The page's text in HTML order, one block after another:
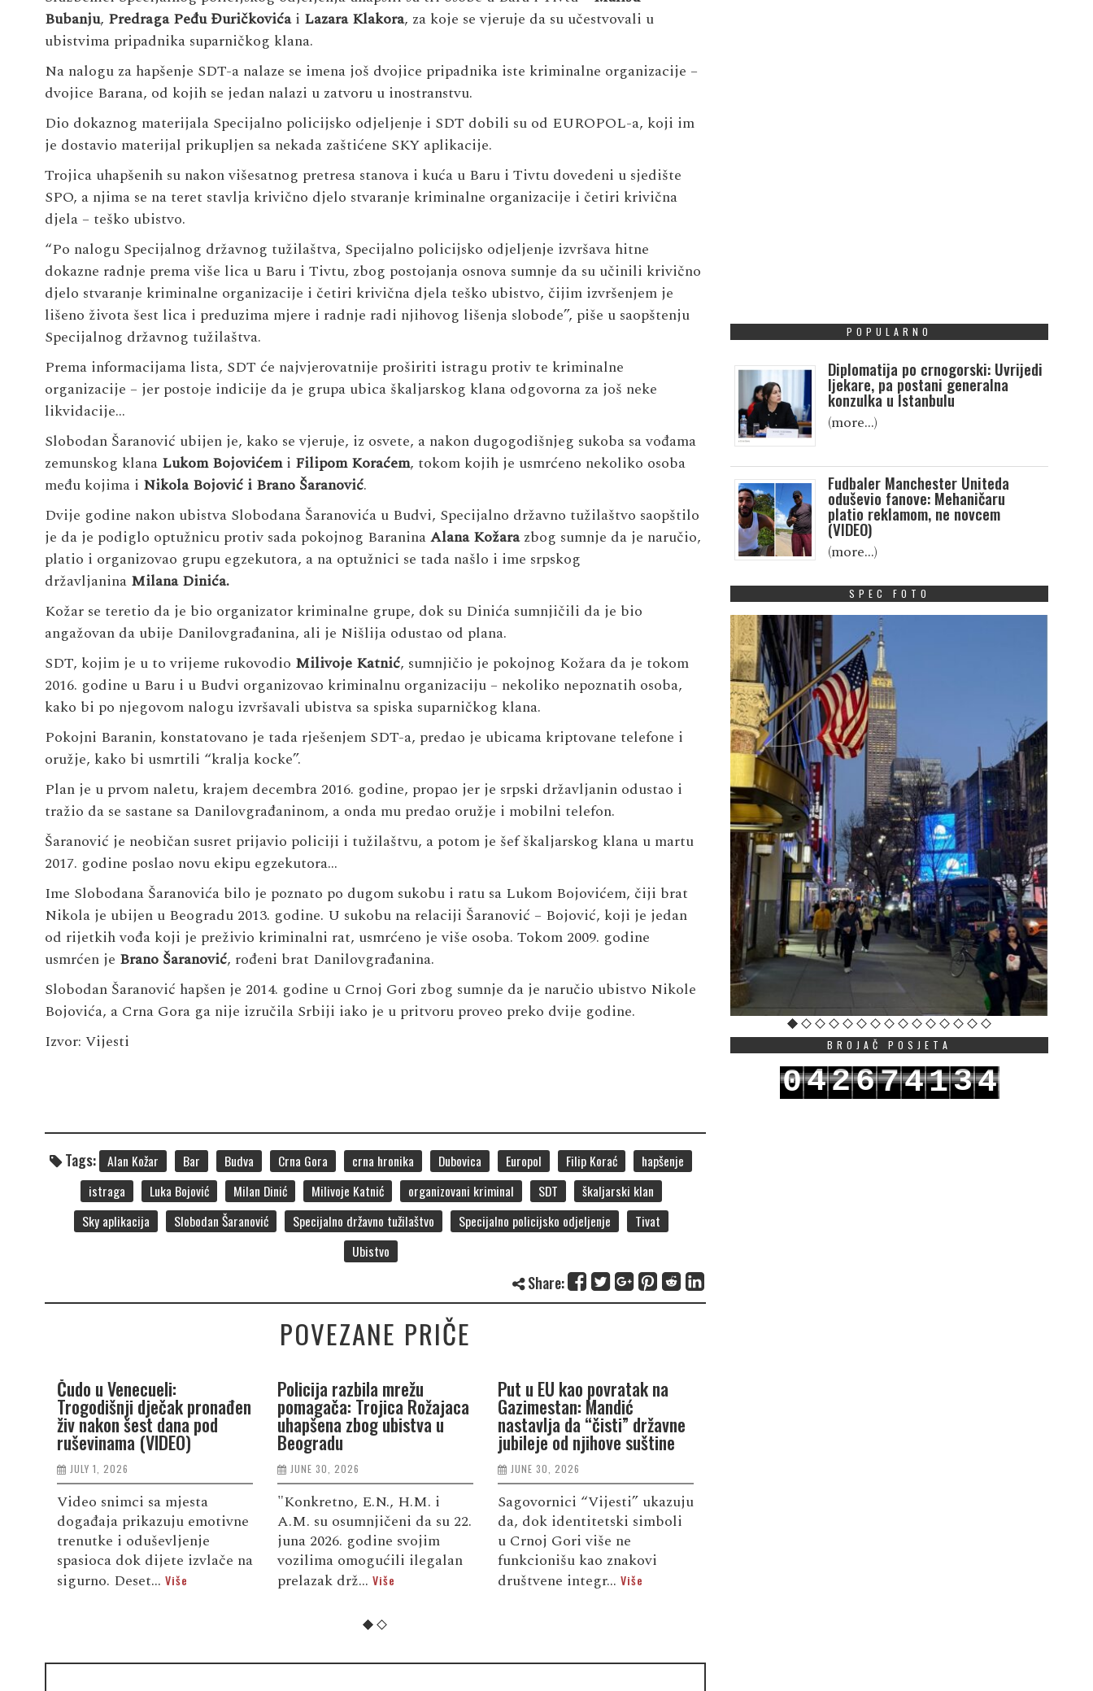
Bubanju, Predraga Peđu Đuričkovićai Lazara Klakora, za koje se vjeruje da su učestvovali u
ubistvima pripadnika suparničkog klana.
Na nalogu za hapšenje SDT-a nalaze se imena još dvojice pripadnika iste kriminalne organizacije –
dvojice Barana, od kojih se jedan nalazi u zatvoru u inostranstvu.
Dio dokaznog materijala Specijalno policijsko odjeljenje i SDT dobili su od EUROPOL-a, koji im
je dostavio materijal prikupljen sa nekada zaštićene SKY aplikacije.
Trojica uhapšenih su nakon višesatnog pretresa stanova i kuća u Baru i Tivtu dovedeni u sjedište
SPO, a njima se na teret stavlja krivično djelo stvaranje kriminalne organizacije i četiri krivična
djela – teško ubistvo.
“Po nalogu Specijalnog državnog tužilaštva, Specijalno policijsko odjeljenje izvršava hitne
dokazne radnje prema više lica u Baru i Tivtu, zbog postojanja osnova sumnje da su učinili krivično
djelo stvaranje kriminalne organizacije i četiri krivična djela teško ubistvo, čijim izvršenjem je
lišeno života šest lica i preduzima mjere i radnje radi njihovog lišenja slobode”, piše u saopštenju
Specijalnog državnog tužilaštva.
Prema informacijama lista, SDT će najvjerovatnije proširiti istragu protiv te kriminalne
organizacije – jer postoje indicije da je grupa ubica škaljarskog klana odgovorna za još neke
likvidacije…
Slobodan Šaranović ubijen je, kako se vjeruje, iz osvete, a nakon dugogodišnjeg sukoba sa vođama
zemunskog klana Lukom Bojovićemi Filipom Koraćem, tokom kojih je usmrćeno nekoliko osoba
među kojima i Nikola Bojović i Brano Šaranović.
Dvije godine nakon ubistva Slobodana Šaranovića u Budvi, Specijalno državno tužilaštvo saopštilo
je da je podiglo optužnicu protiv sada pokojnog BaraninaAlana Kožarazbog sumnje da je naručio,
platio i organizovao grupu egzekutora, a na optužnici se tada našlo i ime srpskog
državljanina Milana Dinića.
Kožar se teretio da je bio organizator kriminalne grupe, dok su Dinića sumnjičili da je bio
angažovan da ubije Danilovgrađanina, ali je Nišlija odustao od plana.
SDT, kojim je u to vrijeme rukovodio Milivoje Katnić, sumnjičio je pokojnog Kožara da je tokom
2016. godine u Baru i u Budvi organizovao kriminalnu organizaciju – nekoliko nepoznatih osoba,
kako bi po njegovom nalogu izvršavali ubistva sa spiska suparničkog klana.
Pokojni Baranin, konstatovano je tada rješenjem SDT-a, predao je ubicama kriptovane telefone i
oružje, kako bi usmrtili “kralja kocke”.
Plan je u prvom naletu, krajem decembra 2016. godine, propao jer je srpski državljanin odustao i
tražio da se sastane sa Danilovgrađaninom, a onda mu predao oružje i mobilni telefon.
Šaranović je neobičan susret prijavio policiji i tužilaštvu, a potom je šef škaljarskog klana u martu
2017. godine poslao novu ekipu egzekutora…
Ime Slobodana Šaranovića bilo je poznato po dugom sukobu i ratu sa Lukom Bojovićem, čiji brat
Nikola je ubijen u Beogradu 2013. godine. U sukobu na relaciji Šaranović – Bojović, koji je jedan
od rijetkih vođa koji je preživio kriminalni rat, usmrćeno je više osoba. Tokom 2009. godine
usmrćen je Brano Šaranović, rođeni brat Danilovgrađanina.
Slobodan Šaranović hapšen je 2014. godine u Crnoj Gori zbog sumnje da je naručio ubistvo Nikole
Bojovića, a Crna Gora ga nije izručila Srbiji iako je u pritvoru proveo preko dvije godine.
Izvor: Vijesti
Tags: Alan Kožar Bar Budva Crna Gora crna hronika Dubovica Europol Filip Korać
hapšenje
istraga
Luka Bojović Milan Dinić Milivoje Katnić organizovani kriminal SDT
škaljarski klan
Sky aplikacija
Slobodan Šaranović Specijalno državno tužilaštvo Specijalno policijsko odjeljenje
Tivat
Ubistvo
Share:
POVEZANE PRIČE
Čudo u Venecueli:
Trogodišnji dječak pronađen
živ nakon šest dana pod
ruševinama (VIDEO)
JULY 1, 2026
Video snimci sa mjesta
događaja prikazuju emotivne
trenutke i oduševljenje
spasioca dok dijete izvlače na
sigurno. Deset... Više
Policija razbila mrežu
pomagača: Trojica Rožajaca
uhapšena zbog ubistva u
Beogradu
JUNE 30, 2026
"Konkretno, E.N., H.M. i
A.M. su osumnjičeni da su 22.
juna 2026. godine svojim
vozilima omogućili ilegalan
prelazak drž... Više
Put u EU kao povratak na
Gazimestan: Mandić
nastavlja da “čisti” državne
jubileje od njihove suštine
JUNE 30, 2026
Sagovornici “Vijesti” ukazuju
da, dok identitetski simboli
u Crnoj Gori više ne
funkcionišu kao znakovi
društvene integr... Više
POPULARNO
Diplomatija po crnogorski: Uvrijedi
ljekare, pa postani generalna
konzulka u Istanbulu
(more…)
Fudbaler Manchester Uniteda
oduševio fanove: Mehaničaru
platio reklamom, ne novcem
(VIDEO)
(more…)
SPEC FOTO
BROJAČ POSJETA
042674135